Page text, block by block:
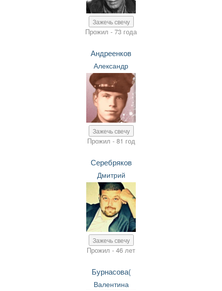
Зажечь свечу
Прожил - 73 года
Андреенков
Александр
Зажечь свечу
Прожил - 81 год
Серебряков
Дмитрий
Зажечь свечу
Прожил - 46 лет
Бурнасова(
Валентина